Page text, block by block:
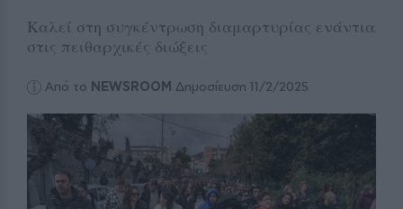
Καλεί στη συγκέντρωση διαμαρτυρίας ενάντια
στις πειθαρχικές διώξεις
Από το NEWSROOM Δημοσίευση 11/2/2025